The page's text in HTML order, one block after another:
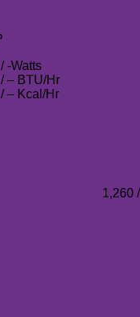
-Watts
– BTU/Hr
– Kcal/Hr
1,260